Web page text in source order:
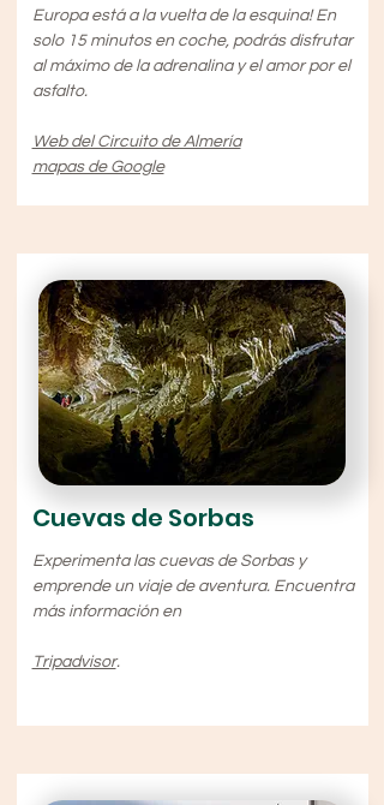
Europa está a la vuelta de la esquina! En
solo 15 minutos en coche, podrás disfrutar
al máximo de la adrenalina y el amor por el
asfalto.
Web del Circuito de Almería
mapas de Google
Cuevas de Sorbas
Experimenta las cuevas de Sorbas y
emprende un viaje de aventura. Encuentra
más información en
Tripadvisor.